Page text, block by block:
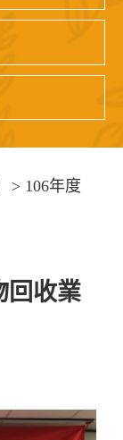
> 106年度
回收業